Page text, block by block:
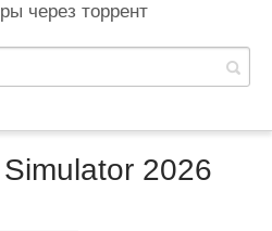
через торрент
2026